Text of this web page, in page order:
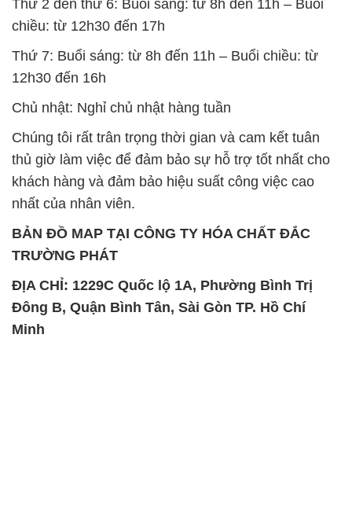
Chủ nhật: Nghỉ chủ nhật hàng tuần
thủ giờ làm việc để đảm bảo sự hỗ trợ tốt nhất cho
khách hàng và đảm bảo hiệu suất công việc cao
nhất của nhân viên.
BẢN ĐỒ MAP TẠI CÔNG TY HÓA CHẤT ĐẮC
TRƯỜNG PHÁT
ĐỊA CHỈ: 1229C Quốc lộ 1A, Phường Bình Trị
Đông B, Quận Bình Tân, Sài Gòn TP. Hồ Chí
Minh